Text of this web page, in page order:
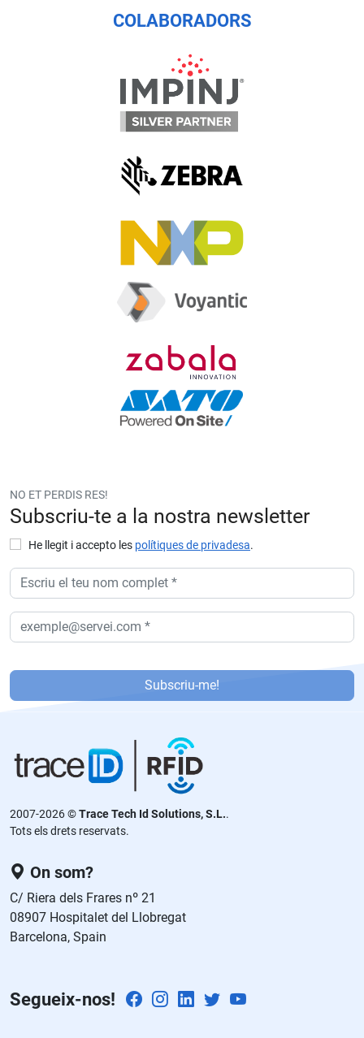
COLABORADORS
NO ET PERDIS RES!
Subscriu-te a la nostra newsletter
He llegit i accepto les polítiques de privadesa.
f
or
ej
e
st
e
c
a
o
Subscriu-me!
2007-2026 ©Trace Tech Id Solutions, S.L..
Tots els drets reservats.
On som?
C/ Riera dels Frares nº 21
08907 Hospitalet del Llobregat
Barcelona, Spain
Segueix-nos!